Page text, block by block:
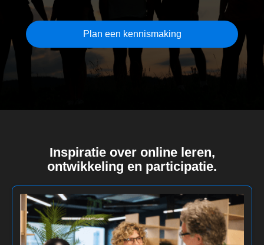
Plan een kennismaking
Inspiratie over online leren,
ontwikkeling en participatie.